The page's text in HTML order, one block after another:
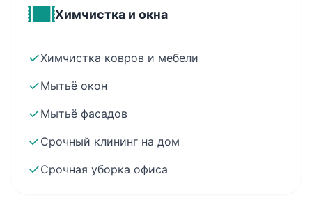
Химчистка и окна
✓Химчистка ковров и мебели
✓Мытьё окон
✓Мытьё фасадов
✓Срочный клининг на дом
✓Срочная уборка офиса